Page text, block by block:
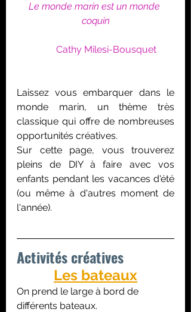
Le monde marin est un monde
coquin
         Cathy Milesi-Bousquet
Laissez vous embarquer dans le
monde marin, un thème très
classique qui offre de nombreuses
opportunités créatives.
Sur cette page, vous trouverez
pleins de DIY à faire avec vos
enfants pendant les vacances d'été
(ou même à d'autres moment de
l'année).
Activités créatives
Les bateaux
On prend le large à bord de
différents bateaux.